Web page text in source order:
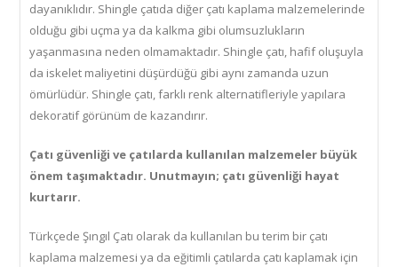
dayanıklıdır. Shingle çatıda diğer çatı kaplama malzemelerinde
olduğu gibi uçma ya da kalkma gibi olumsuzlukların
yaşanmasına neden olmamaktadır. Shingle çatı, hafif oluşuyla
da iskelet maliyetini düşürdüğü gibi aynı zamanda uzun
ömürlüdür. Shingle çatı, farklı renk alternatifleriyle yapılara
dekoratif görünüm de kazandırır.
Çatı güvenliği ve çatılarda kullanılan malzemeler büyük
önem taşımaktadır. Unutmayın; çatı güvenliği hayat
kurtarır.
Türkçede Şıngıl Çatı olarak da kullanılan bu terim bir çatı
kaplama malzemesi ya da eğitimli çatılarda çatı kaplamak için